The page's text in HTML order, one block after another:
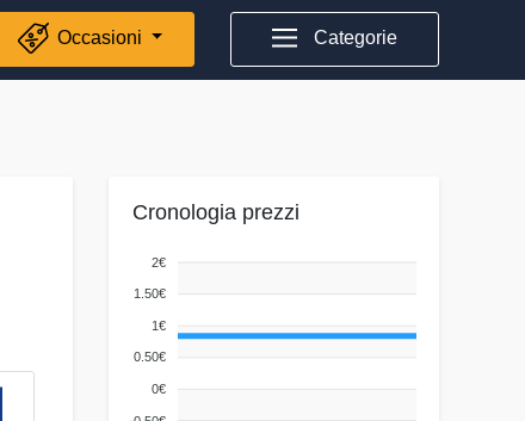
Occasioni Categorie
Cronologia prezzi
2€
1.50€
1€
0.50€
0€